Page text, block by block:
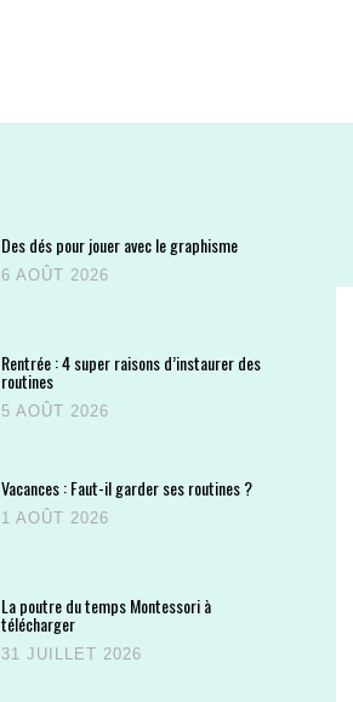
Des dés pour jouer avec le graphisme
6 AOÛT 2026
Rentrée : 4 super raisons d’instaurer des
routines
5 AOÛT 2026
Vacances : Faut-il garder ses routines ?
1 AOÛT 2026
La poutre du temps Montessori à
télécharger
31 JUILLET 2026